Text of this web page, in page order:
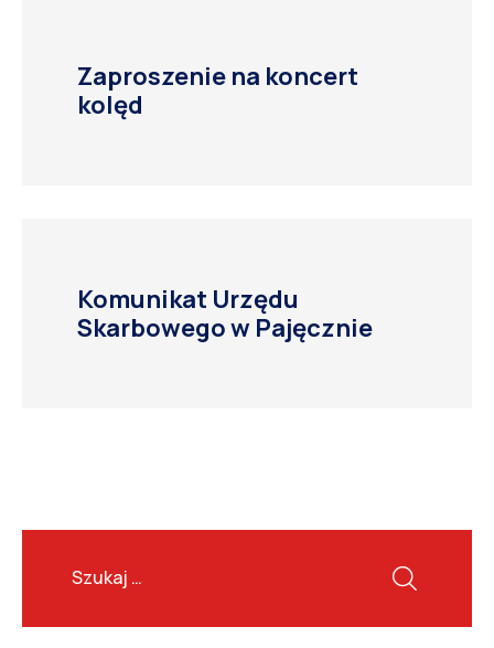
Zaproszenie na koncert
kolęd
Komunikat Urzędu
Skarbowego w Pajęcznie